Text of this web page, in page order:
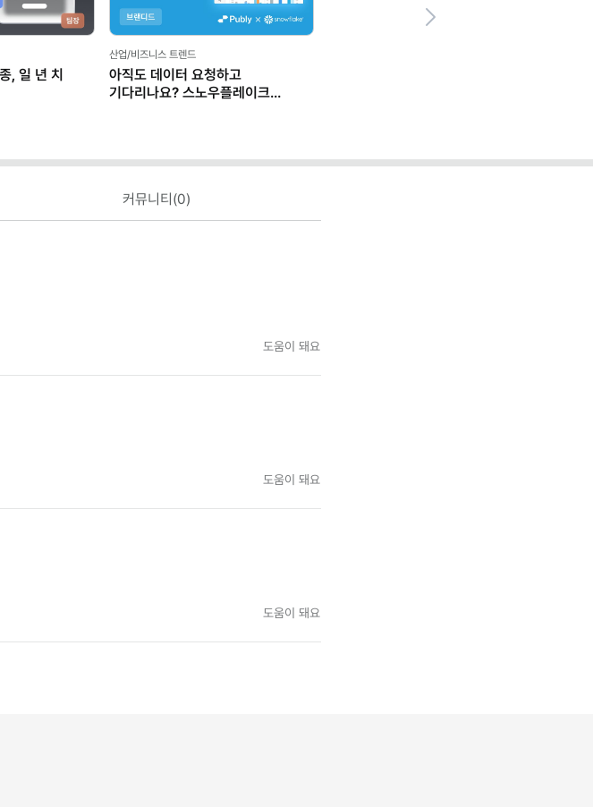
, 일 년 치
산업/비즈니스 트렌드
아직도 데이터 요청하고
기다리나요? 스노우플레이크
커뮤니티(0)
도움이 돼요
도움이 돼요
도움이 돼요